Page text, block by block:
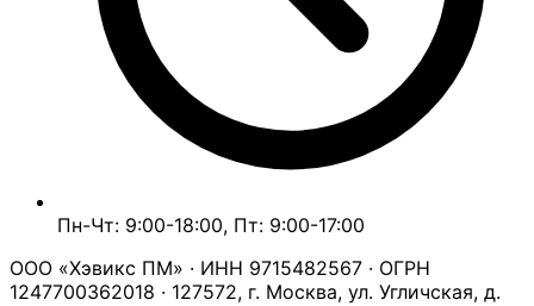
Пн-Чт: 9:00-18:00, Пт: 9:00-17:00
ООО «Хэвикс ПМ» · ИНН 9715482567 · ОГРН
1247700362018 · 127572, г. Москва, ул. Угличская, д.